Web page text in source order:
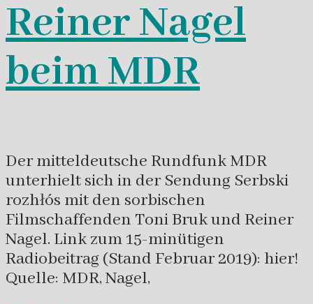
Reiner Nagel
beim MDR
Der mitteldeutsche Rundfunk MDR
unterhielt sich in der Sendung Serbski
rozhłós mit den sorbischen
Filmschaffenden Toni Bruk und Reiner
Nagel. Link zum 15-minütigen
Radiobeitrag (Stand Februar 2019): hier!
Quelle: MDR, Nagel,